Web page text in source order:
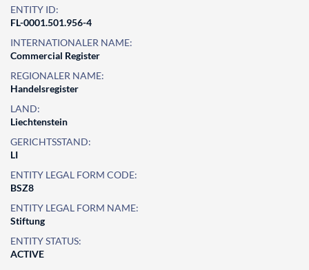
ENTITY ID:
FL-0001.501.956-4
INTERNATIONALER NAME:
Commercial Register
REGIONALER NAME:
Handelsregister
LAND:
Liechtenstein
GERICHTSSTAND:
LI
ENTITY LEGAL FORM CODE:
BSZ8
ENTITY LEGAL FORM NAME:
Stiftung
ENTITY STATUS:
ACTIVE